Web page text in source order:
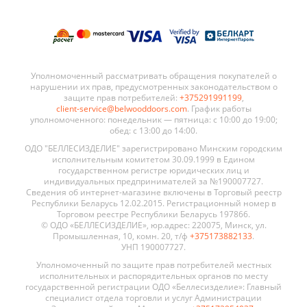
Уполномоченный рассматривать обращения покупателей о
нарушении их прав, предусмотренных законодательством о
защите прав потребителей: +375291991199,
client-service@belwooddoors.com. График работы
уполномоченного: понедельник — пятница: с 10:00 до 19:00;
обед: с 13:00 до 14:00.
ОДО "БЕЛЛЕСИЗДЕЛИЕ" зарегистрировано Минским городским
исполнительным комитетом 30.09.1999 в Едином
государственном регистре юридических лиц и
индивидуальных предпринимателей за №190007727.
Сведения об интернет-магазине включены в Торговый реестр
Республики Беларусь 12.02.2015. Регистрационный номер в
Торговом реестре Республики Беларусь 197866.
© ОДО «БЕЛЛЕСИЗДЕЛИЕ», юр.адрес: 220075, Минск, ул.
Промышленная, 10, комн. 20, т/ф +375173882133.
УНП 190007727.
Уполномоченный по защите прав потребителей местных
исполнительных и распорядительных органов по месту
государственной регистрации ОДО «Беллесизделие»: Главный
специалист отдела торговли и услуг Администрации